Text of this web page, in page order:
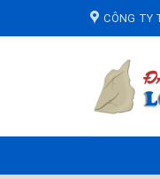
to
CÔNG TY